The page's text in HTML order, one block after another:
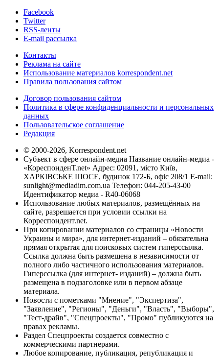
Facebook
Twitter
RSS-ленты
E-mail рассылка
Контакты
Реклама на сайте
Использование материалов korrespondent.net
Правила пользования сайтом
Договор пользования сайтом
Политика в сфере конфиденциальности и персональных
данных
Пользовательское соглашение
Редакция
© 2000-2026, Korrespondent.net
Субъект в сфере онлайн-медиа Название онлайн-медиа -
«КореспонденТ.net» Адрес: 02091, місто Київ,
ХАРКІВСЬКЕ ШОСЕ, будинок 172-Б, офіс 208/1 E-mail:
sunlight@mediadim.com.ua Телефон: 044-205-43-00
Идентификатор медиа - R40-06068
Использование любых материалов, размещённых на
сайте, разрешается при условии ссылки на
Корреспондент.net.
При копировании материалов со страницы «Новости
Украины и мира», для интернет-изданий – обязательна
прямая открытая для поисковых систем гиперссылка.
Ссылка должна быть размещена в независимости от
полного либо частичного использования материалов.
Гиперссылка (для интернет- изданий) – должна быть
размещена в подзаголовке или в первом абзаце
материала.
Новости с пометками "Мнение", "Экспертиза",
"Заявление", "Регионы", "Деньги", "Власть", "Выборы",
"Тест-драйв", "Спецпроекты", "Промо" публикуются на
правах рекламы.
Раздел Спецпроекты создается совместно с
коммерческими партнерами.
Любое копирование, публикация, републикация и